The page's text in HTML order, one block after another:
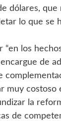
dólares, que
lo que se
los
de
muy
la
de